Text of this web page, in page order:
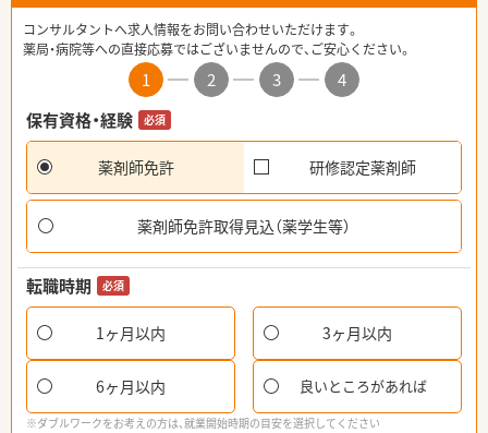
コンサルタントへ求人情報をお問い合わせいただけます。
薬局・病院等への直接応募ではございませんので、ご安心ください。
1 2 3
4
保有資格・経験
必須
薬剤師免許 研修認定薬剤師
薬剤師免許取得見込（薬学生等）
転職時期 必須
1ヶ月以内 3ヶ月以内
6ヶ月以内 良いところがあれば
※ダブルワークをお考えの方は、就業開始時期の目安を選択してください